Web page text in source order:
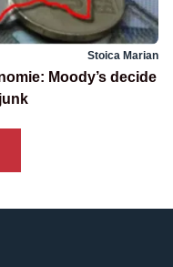
Stoica Marian
Moody’s decide